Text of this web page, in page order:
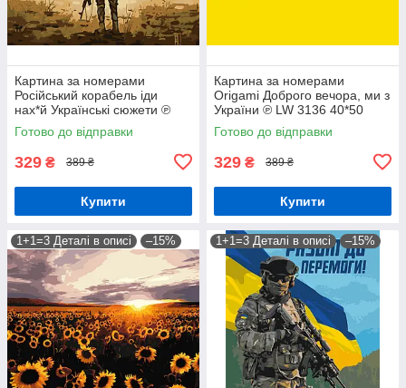
Картина за номерами
Російський корабель іди
нах*й Українські сюжети ℗
40*50 см Орігамі LW 3126
Готово до відправки
329 ₴ 389 ₴
Купити
Картина за номерами
Origami Доброго вечора, ми з
України ℗ LW 3136 40*50
pbn-p
Готово до відправки
329 ₴ 389 ₴
Купити
1+1=3 Деталі в описі –15% 1+1=3 Деталі в описі –15%